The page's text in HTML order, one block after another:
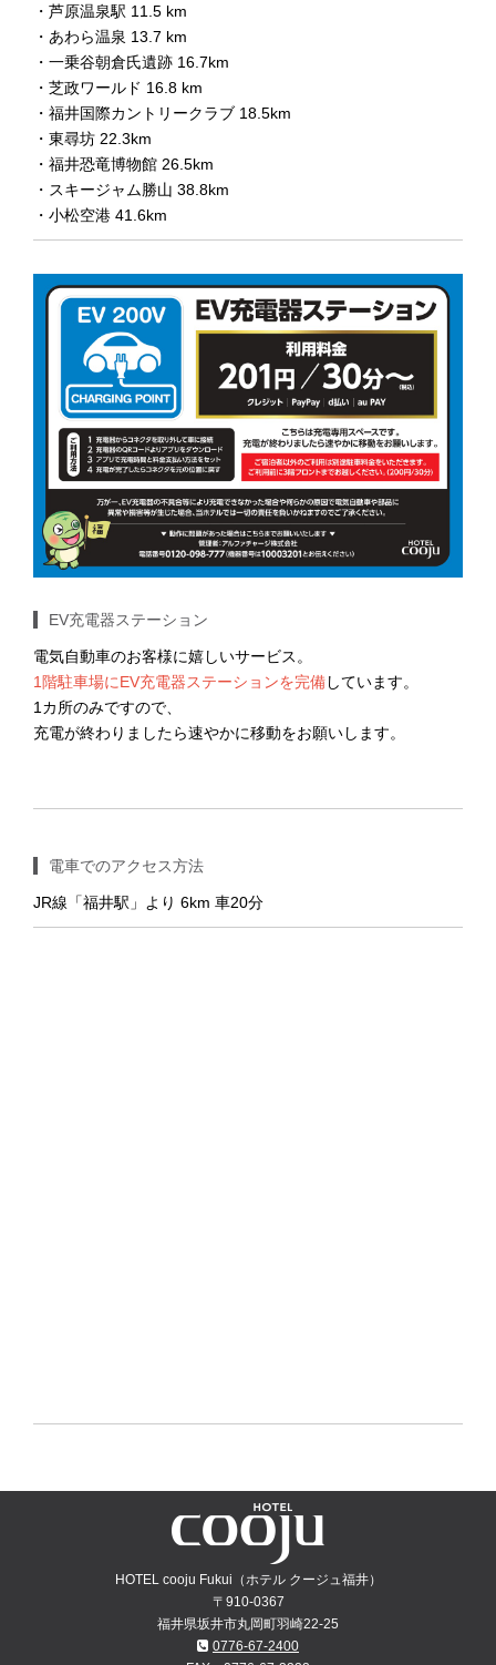
・芦原温泉駅 11.5 km
・あわら温泉 13.7 km
・一乗谷朝倉氏遺跡 16.7km
・芝政ワールド 16.8 km
・福井国際カントリークラブ 18.5km
・東尋坊 22.3km
・福井恐竜博物館 26.5km
・スキージャム勝山 38.8km
・小松空港 41.6km
EV充電器ステーション
電気自動車のお客様に嬉しいサービス。
1階駐車場にEV充電器ステーションを完備しています。
1カ所のみですので、
充電が終わりましたら速やかに移動をお願いします。
電車でのアクセス方法
JR線「福井駅」より 6km 車20分
HOTEL cooju Fukui（ホテル クージュ福井）
〒910-0367
福井県坂井市丸岡町羽崎22-25
0776-67-2400